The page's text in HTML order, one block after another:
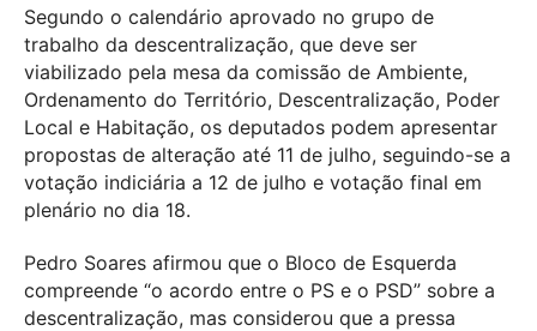
Segundo o calendário aprovado no grupo de
trabalho da descentralização, que deve ser
viabilizado pela mesa da comissão de Ambiente,
Ordenamento do Território, Descentralização, Poder
Local e Habitação, os deputados podem apresentar
propostas de alteração até 11 de julho, seguindo-se a
votação indiciária a 12 de julho e votação final em
plenário no dia 18.
Pedro Soares afirmou que o Bloco de Esquerda
compreende “o acordo entre o PS e o PSD” sobre a
descentralização, mas considerou que a pressa